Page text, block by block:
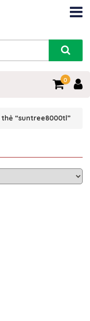
0
“suntree8000tl”